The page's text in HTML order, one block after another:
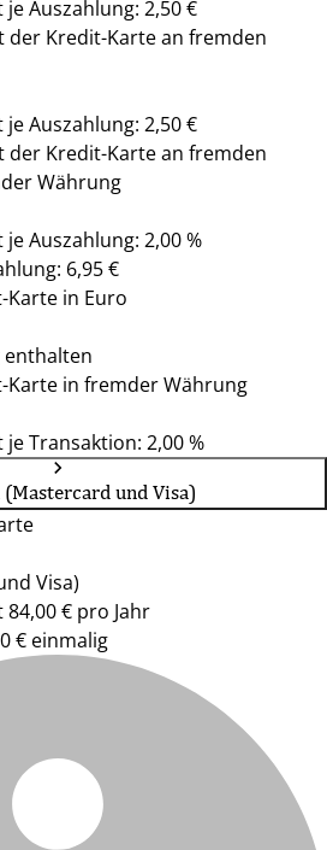
Auszahlung: 2,50 €
der Kredit-Karte an fremden
Auszahlung: 2,50 €
der Kredit-Karte an fremden
Währung
Auszahlung: 2,00 %
6,95 €
Karte in Euro
Karte in fremder Währung
Transaktion: 2,00 %
(Mastercard und Visa)
Visa)
€ pro Jahr
€ einmalig